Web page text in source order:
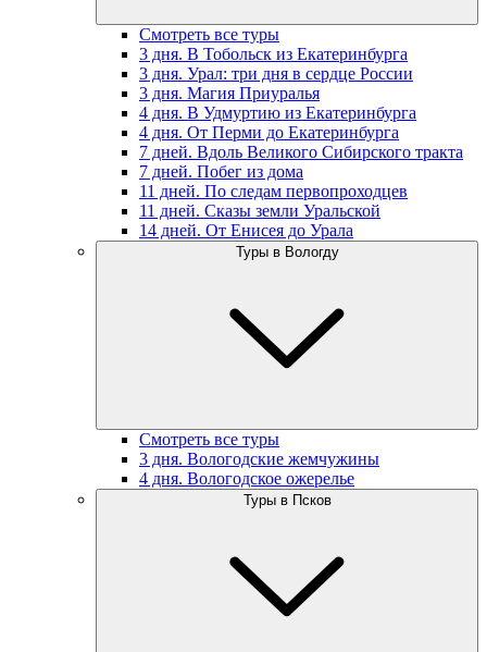
Смотреть все туры
3 дня. В Тобольск из Екатеринбурга
3 дня. Урал: три дня в сердце России
3 дня. Магия Приуралья
4 дня. В Удмуртию из Екатеринбурга
4 дня. От Перми до Екатеринбурга
7 дней. Вдоль Великого Сибирского тракта
7 дней. Побег из дома
11 дней. По следам первопроходцев
11 дней. Сказы земли Уральской
14 дней. От Енисея до Урала
Туры в Вологду
Смотреть все туры
3 дня. Вологодские жемчужины
4 дня. Вологодское ожерелье
Туры в Псков